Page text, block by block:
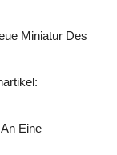
Miniatur Des
Eine